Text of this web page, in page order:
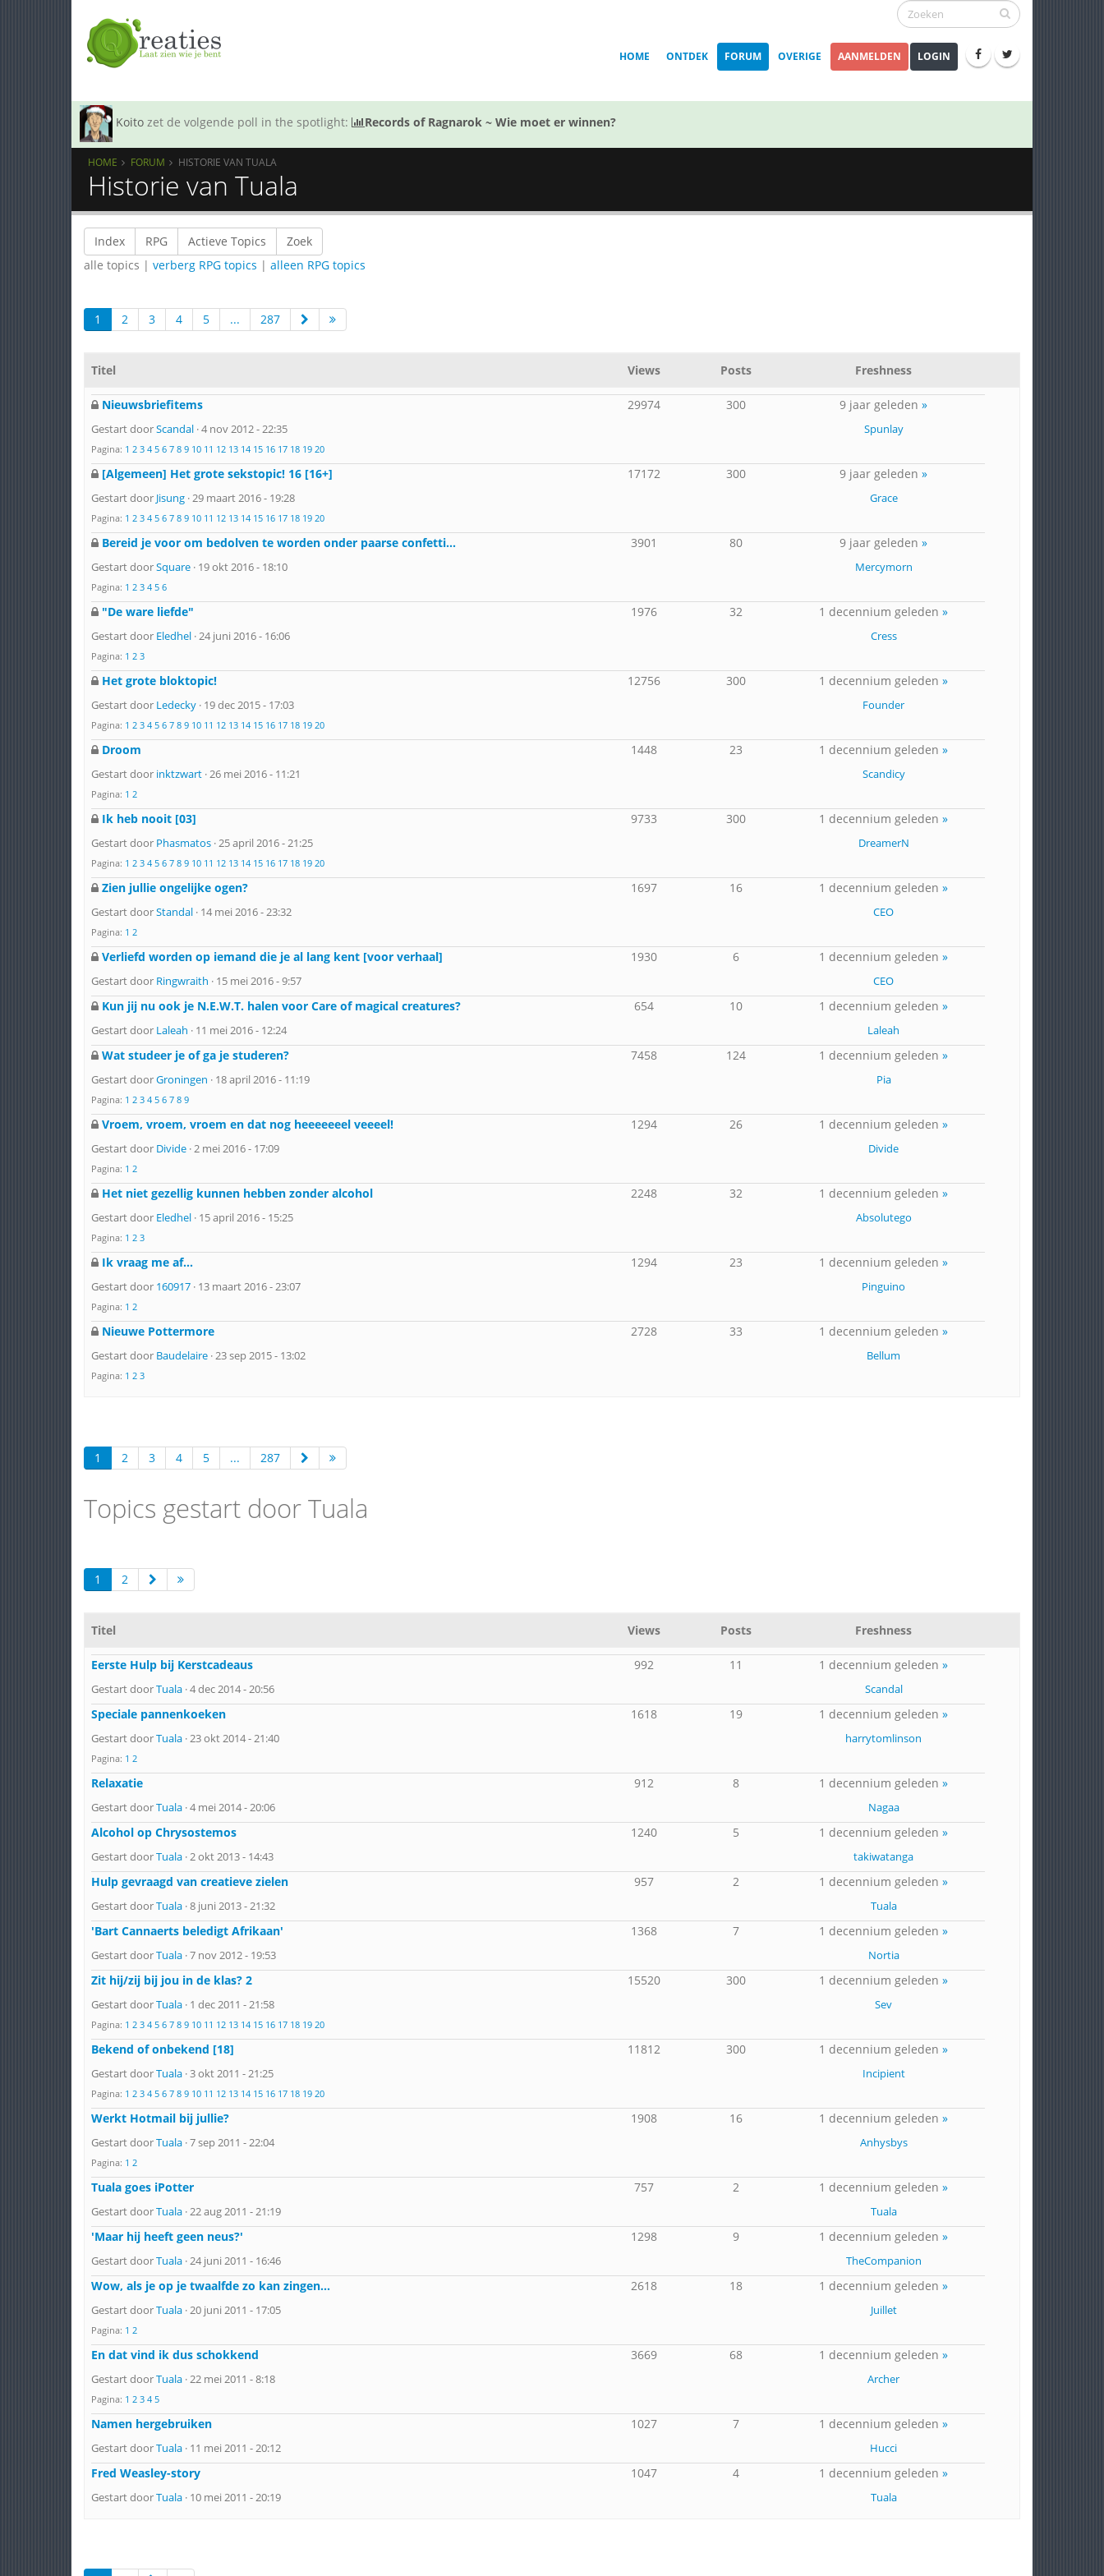
HOME ONTDEK FORUM OVERIGE AANMELDEN LOGIN
Koito zet de volgende poll in the spotlight: Records of Ragnarok ~ Wie moet er winnen?
HOME FORUM HISTORIE VAN TUALA
Historie van Tuala
Index RPG Actieve Topics
Zoek
alle topics | verberg RPG topics | alleen RPG topics
1 2 3 4 5 ... 287
Titel Views Posts Freshness
Nieuwsbriefitems
Gestart doorScandal · 4 nov 2012 - 22:35
Pagina: 1 2 3 4 5 6 7 8 9 10 11 12 13 14 15 16 17 18 19 20
29974 300 9 jaar geleden»
Spunlay
[Algemeen] Het grote sekstopic! 16 [16+]
Gestart door Jisung · 29 maart 2016 - 19:28
Pagina: 1 2 3 4 5 6 7 8 9 10 11 12 13 14 15 16 17 18 19 20
17172 300 9 jaar geleden»
Grace
Bereid je voor om bedolven te worden onder paarse confetti...
Gestart doorSquare · 19 okt 2016 - 18:10
Pagina: 1 2 3 4 5 6
3901 80 9 jaar geleden»
Mercymorn
"De ware liefde"
Gestart door Eledhel · 24 juni 2016 - 16:06
Pagina: 1 2 3
1976 32 1 decennium geleden»
Cress
Het grote bloktopic!
Gestart door Ledecky · 19 dec 2015 - 17:03
Pagina: 1 2 3 4 5 6 7 8 9 10 11 12 13 14 15 16 17 18 19 20
12756 300 1 decennium geleden»
Founder
Droom
Gestart door inktzwart · 26 mei 2016 - 11:21
Pagina: 1 2
1448 23 1 decennium geleden»
Scandicy
Ik heb nooit [03]
Gestart door Phasmatos · 25 april 2016 - 21:25
Pagina: 1 2 3 4 5 6 7 8 9 10 11 12 13 14 15 16 17 18 19 20
9733 300 1 decennium geleden»
DreamerN
Zien jullie ongelijke ogen?
Gestart doorStandal · 14 mei 2016 - 23:32
Pagina: 1 2
1697 16 1 decennium geleden»
CEO
Verliefd worden op iemand die je al lang kent [voor verhaal]
Gestart door Ringwraith · 15 mei 2016 - 9:57
1930 6 1 decennium geleden»
CEO
Kun jij nu ook je N.E.W.T. halen voor Care of magical creatures?
Gestart door Laleah · 11 mei 2016 - 12:24
654 10 1 decennium geleden»
Laleah
Wat studeer je of ga je studeren?
Gestart doorGroningen · 18 april 2016 - 11:19
Pagina: 1 2 3 4 5 6 7 8 9
7458 124 1 decennium geleden»
Pia
Vroem, vroem, vroem en dat nog heeeeeeel veeeel!
Gestart door Divide · 2 mei 2016 - 17:09
Pagina: 1 2
1294 26 1 decennium geleden»
Divide
Het niet gezellig kunnen hebben zonder alcohol
Gestart door Eledhel · 15 april 2016 - 15:25
Pagina: 1 2 3
2248 32 1 decennium geleden»
Absolutego
Ik vraag me af...
Gestart door 160917 · 13 maart 2016 - 23:07
Pagina: 1 2
1294 23 1 decennium geleden»
Pinguino
Nieuwe Pottermore
Gestart door Baudelaire · 23 sep 2015 - 13:02
Pagina: 1 2 3
2728 33 1 decennium geleden»
Bellum
1 2 3 4 5 ... 287
Topics gestart door Tuala
1 2
Titel Views Posts Freshness
Eerste Hulp bij Kerstcadeaus
Gestart doorTuala · 4 dec 2014 - 20:56
992 11 1 decennium geleden»
Scandal
Speciale pannenkoeken
Gestart doorTuala · 23 okt 2014 - 21:40
Pagina: 1 2
1618 19 1 decennium geleden»
harrytomlinson
Relaxatie
Gestart doorTuala · 4 mei 2014 - 20:06
912 8 1 decennium geleden»
Nagaa
Alcohol op Chrysostemos
Gestart doorTuala · 2 okt 2013 - 14:43
1240 5 1 decennium geleden»
takiwatanga
Hulp gevraagd van creatieve zielen
Gestart doorTuala · 8 juni 2013 - 21:32
957 2 1 decennium geleden»
Tuala
'Bart Cannaerts beledigt Afrikaan'
Gestart doorTuala · 7 nov 2012 - 19:53
1368 7 1 decennium geleden»
Nortia
Zit hij/zij bij jou in de klas? 2
Gestart doorTuala · 1 dec 2011 - 21:58
Pagina: 1 2 3 4 5 6 7 8 9 10 11 12 13 14 15 16 17 18 19 20
15520 300 1 decennium geleden»
Sev
Bekend of onbekend [18]
Gestart doorTuala · 3 okt 2011 - 21:25
Pagina: 1 2 3 4 5 6 7 8 9 10 11 12 13 14 15 16 17 18 19 20
11812 300 1 decennium geleden»
Incipient
Werkt Hotmail bij jullie?
Gestart doorTuala · 7 sep 2011 - 22:04
Pagina: 1 2
1908 16 1 decennium geleden»
Anhysbys
Tuala goes iPotter
Gestart doorTuala · 22 aug 2011 - 21:19
757 2 1 decennium geleden»
Tuala
'Maar hij heeft geen neus?'
Gestart doorTuala · 24 juni 2011 - 16:46
1298 9 1 decennium geleden»
TheCompanion
Wow, als je op je twaalfde zo kan zingen...
Gestart doorTuala · 20 juni 2011 - 17:05
Pagina: 1 2
2618 18 1 decennium geleden»
Juillet
En dat vind ik dus schokkend
Gestart doorTuala · 22 mei 2011 - 8:18
Pagina: 1 2 3 4 5
3669 68 1 decennium geleden»
Archer
Namen hergebruiken
Gestart doorTuala · 11 mei 2011 - 20:12
1027 7 1 decennium geleden»
Hucci
Fred Weasley-story
Gestart doorTuala · 10 mei 2011 - 20:19
1047 4 1 decennium geleden»
Tuala